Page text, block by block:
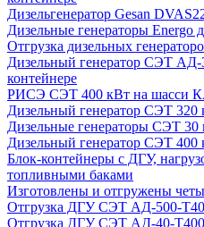
Дизельгенератор Gesan
Дизельные генераторы Energo
Отгрузка дизельных
Дизельный генератор СЭТ АД-
контейнере
РИСЭ СЭТ 400 кВт на шасси
Дизельный генератор СЭТ 320
Дизельные генераторы СЭТ 30
Дизельный генератор СЭТ 400
Блок-контейнеры с ДГУ,
топливными баками
Изготовлены и отгружены
Отгрузка ДГУ СЭТ АД-500-
Отгрузка ДГУ СЭТ АД-40-